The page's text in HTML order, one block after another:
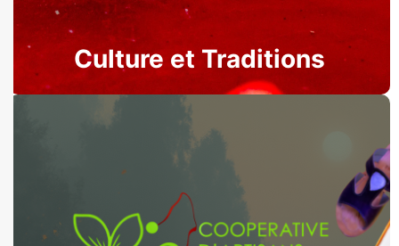
Culture et Traditions